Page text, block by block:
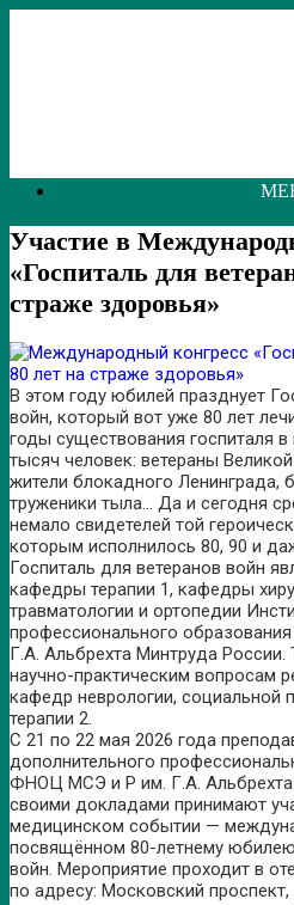
Участие в
«Госпиталь для
страже здоровья»
В этом году юбилей празднует
войн, который вот уже 80 лет
годы существования госпиталя
тысяч человек: ветераны
жители блокадного Ленинграда,
труженики тыла… Да и сегодня
немало свидетелей той
которым исполнилось 80, 90 и
Госпиталь для ветеранов войн
кафедры терапии 1, кафедры
травматологии и ортопедии
профессионального
Г.А. Альбрехта Минтруда России.
научно-практическим вопросам
кафедр неврологии, социальной
терапии 2.
С 21 по 22 мая 2026 года
дополнительного
ФНОЦ МСЭ и Р им. Г.А. Альбрехта
своими докладами принимают
медицинском событии —
посвящённом 80-летнему
войн. Мероприятие проходит в
по адресу: Московский